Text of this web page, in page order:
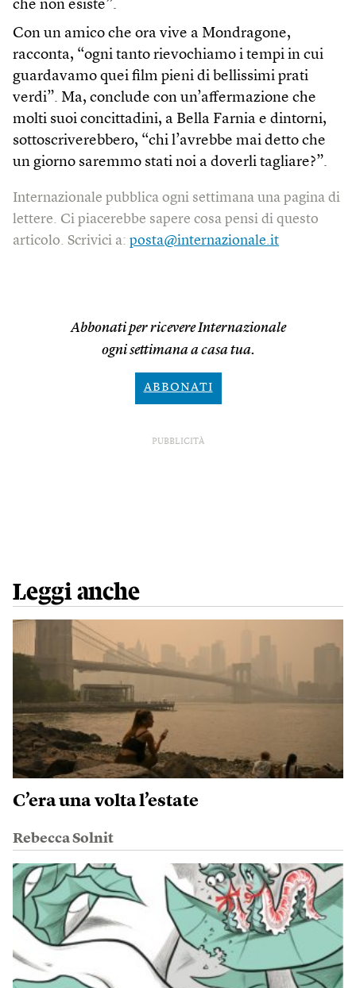
che non esiste”.
Con un amico che ora vive a Mondragone,
racconta, “ogni tanto rievochiamo i tempi in cui
guardavamo quei film pieni di bellissimi prati
verdi”. Ma, conclude con un’affermazione che
molti suoi concittadini, a Bella Farnia e dintorni,
sottoscriverebbero, “chi l’avrebbe mai detto che
un giorno saremmo stati noi a doverli tagliare?”.
Internazionale pubblica ogni settimana una pagina di
lettere. Ci piacerebbe sapere cosa pensi di questo
articolo. Scrivici a: posta@internazionale.it
Abbonati per ricevere Internazionale
ogni settimana a casa tua.
ABBONATI
PUBBLICITÀ
Leggi anche
C’era una volta l’estate
Rebecca Solnit